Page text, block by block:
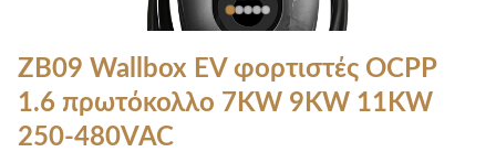
ZB09 Wallbox EV φορτιστές OCPP
1.6 πρωτόκολλο 7KW 9KW 11KW
250-480VAC